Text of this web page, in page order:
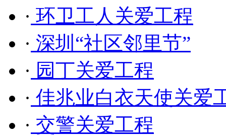
· 环卫工人关爱工程
· 深圳“社区邻里节”
· 园丁关爱工程
· 佳兆业白衣天使关爱
· 交警关爱工程